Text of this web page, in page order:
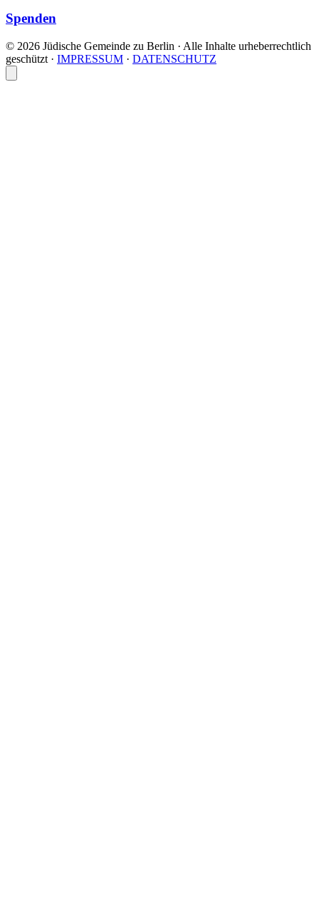
Spenden
© 2026 Jüdische Gemeinde zu Berlin · Alle Inhalte urheberrechtlich
geschützt · IMPRESSUM · DATENSCHUTZ